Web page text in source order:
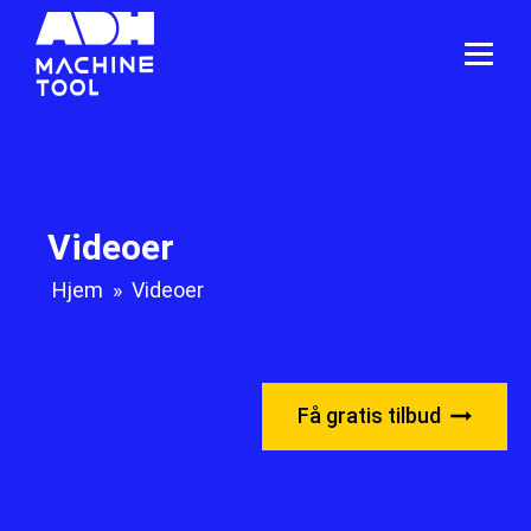
Videoer
Hjem » Videoer
Få gratis tilbud